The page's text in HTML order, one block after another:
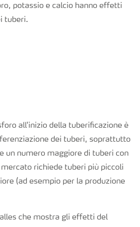
Azoto
potassio e calcio hanno effetti
tuberi.
all'inizio della tuberificazione è
dei tuberi, soprattutto
un numero maggiore di tuberi con
richiede tuberi più piccoli
(ad esempio per la produzione
che mostra gli effetti del